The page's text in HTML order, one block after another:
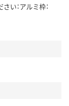
：アルミ枠：